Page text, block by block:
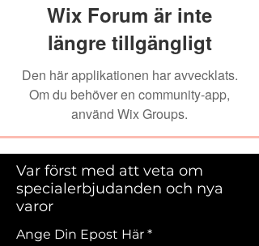
Wix Forum är inte
längre tillgängligt
Den här applikationen har avvecklats.
Om du behöver en community-app,
använd Wix Groups.
Var först med att veta om
specialerbjudanden och nya
varor
Ange Din Epost Här